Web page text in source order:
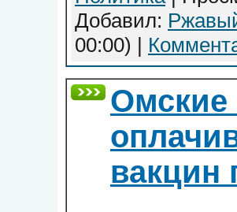
Добавил:
00:00) |
Омские
вакцин